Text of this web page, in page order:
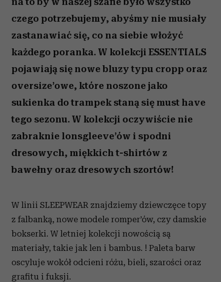
czego potrzebujemy, abyśmy nie musiały
zastanawiać się, co na siebie włożyć
każdego poranka. W kolekcji ESSENTIALS
pojawiają się nowe bluzy typu cropp oraz
oversize’owe, które noszone jako
sukienka do trampek staną się must have
tego sezonu. W kolekcji oczywiście nie
zabraknie lonsgleeve’ów i spodni
dresowych, miękkich t-shirtów z
bawełny oraz dresowych szortów!
W linii SLEEPWEAR znajdziemy dziewczęce topy
z falbanką, nowe modele romper’ów, czy damskie
bokserki. W letniej kolekcji nowością są
materiały, takie jak len i bambus. ! Paleta barw
oscyluje wokół odcieni różu, bieli, szarości oraz
grafitu i fuksji.